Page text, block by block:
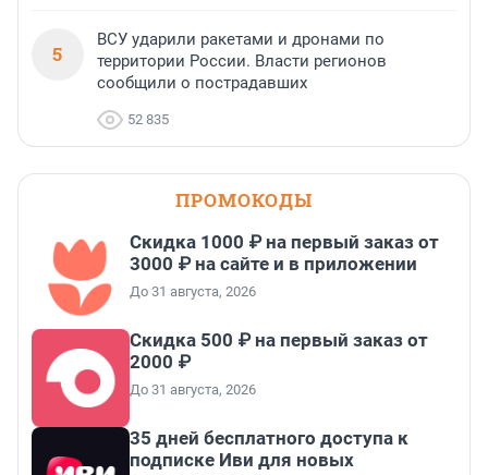
5
ВСУ ударили ракетами и дронами по
территории России. Власти регионов
сообщили о пострадавших
52 835
ПРОМОКОДЫ
Скидка 1000 ₽ на первый заказ от
3000 ₽ на сайте и в приложении
До 31 августа, 2026
Скидка 500 ₽ на первый заказ от
2000 ₽
До 31 августа, 2026
35 дней бесплатного доступа к
подписке Иви для новых